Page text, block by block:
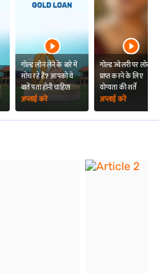
गोल्ड लोन लेने के बारे में
सोच रहे हैं? आपको ये
बातें पता होनी चाहिए!
अप्लाई करें
गोल्ड ज्वेलरी पर लोन
प्राप्त करने के लिए
योग्यता की शर्तें
अप्लाई करें